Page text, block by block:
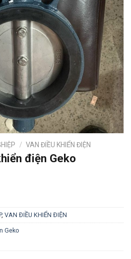
/ VAN ĐIỀU KHIỂN ĐIỆN
điện Geko
, VAN ĐIỀU KHIỂN ĐIỆN
Geko